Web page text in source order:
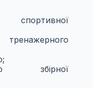
спортивної
тренажерного
збірної